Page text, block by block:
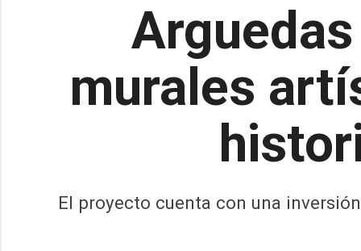
murales
El proyecto cuenta con una